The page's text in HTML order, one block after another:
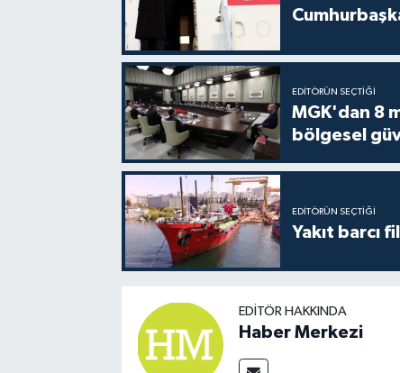
EDITÖRÜN SEÇTIĞI
MGK'dan 8
bölgesel
EDITÖRÜN SEÇTIĞI
Yakıt barcı
EDITÖR HAKKINDA
Haber Merkezi